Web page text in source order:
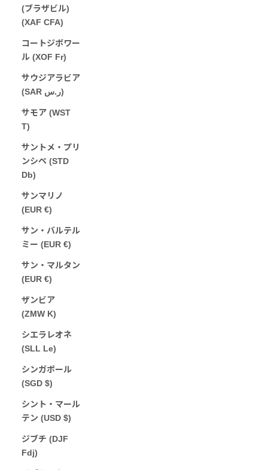
(ブラザビル)
(XAF CFA)
コートジボワー
ル (XOF Fr)
サウジアラビア
(SAR ر.س)
サモア (WST
T)
サントメ・プリ
ンシペ (STD
Db)
サンマリノ
(EUR €)
サン・バルテル
ミー (EUR €)
サン・マルタン
(EUR €)
ザンビア
(ZMW K)
シエラレオネ
(SLL Le)
シンガポール
(SGD $)
シント・マール
テン (USD $)
ジブチ (DJF
Fdj)